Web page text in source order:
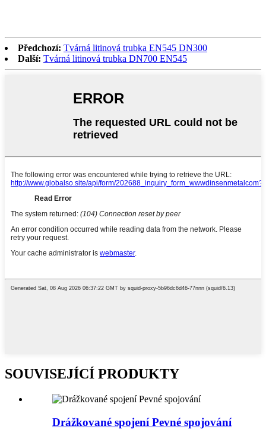
Předchozí: Tvárná litinová trubka EN545 DN300
Další: Tvárná litinová trubka DN700 EN545
SOUVISEJÍCÍ PRODUKTY
Drážkované spojení Pevné spojování